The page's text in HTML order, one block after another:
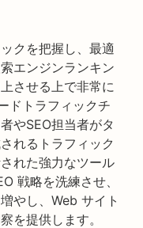
クを把握し、最適
エンジンランキン
させる上で非常に
ドトラフィックチ
やSEO担当者がタ
れるトラフィック
れた強力なツール
戦略を洗練させ、
やし、Web サイト
を提供します。